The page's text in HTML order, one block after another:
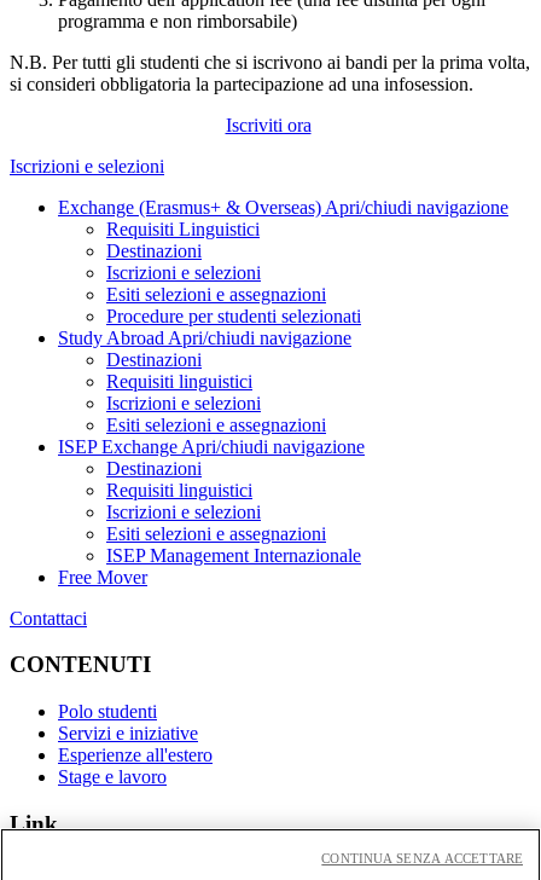
programma e non rimborsabile)
N.B. Per tutti gli studenti che si iscrivono ai bandi per la prima volta,
si consideri obbligatoria la partecipazione ad una infosession.
Iscriviti ora
Iscrizioni e selezioni
Exchange (Erasmus+ & Overseas) Apri/chiudi navigazione
Requisiti Linguistici
Destinazioni
Iscrizioni e selezioni
Esiti selezioni e assegnazioni
Procedure per studenti selezionati
Study Abroad Apri/chiudi navigazione
Destinazioni
Requisiti linguistici
Iscrizioni e selezioni
Esiti selezioni e assegnazioni
ISEP Exchange Apri/chiudi navigazione
Destinazioni
Requisiti linguistici
Iscrizioni e selezioni
Esiti selezioni e assegnazioni
ISEP Management Internazionale
Free Mover
Contattaci
CONTENUTI
Polo studenti
Servizi e iniziative
Esperienze all'estero
Stage e lavoro
Link
CONTINUA SENZA ACCETTARE